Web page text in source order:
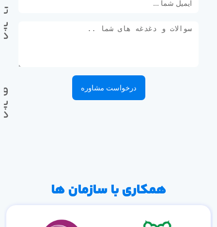
درخواست مشاوره
همکاری با سازمان ها